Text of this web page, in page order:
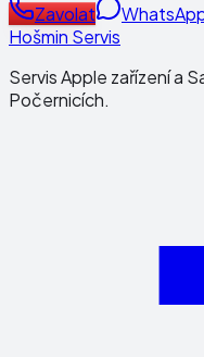
Zavolat
Hošmin Servis
Servis Apple zařízení a
Počernicích.